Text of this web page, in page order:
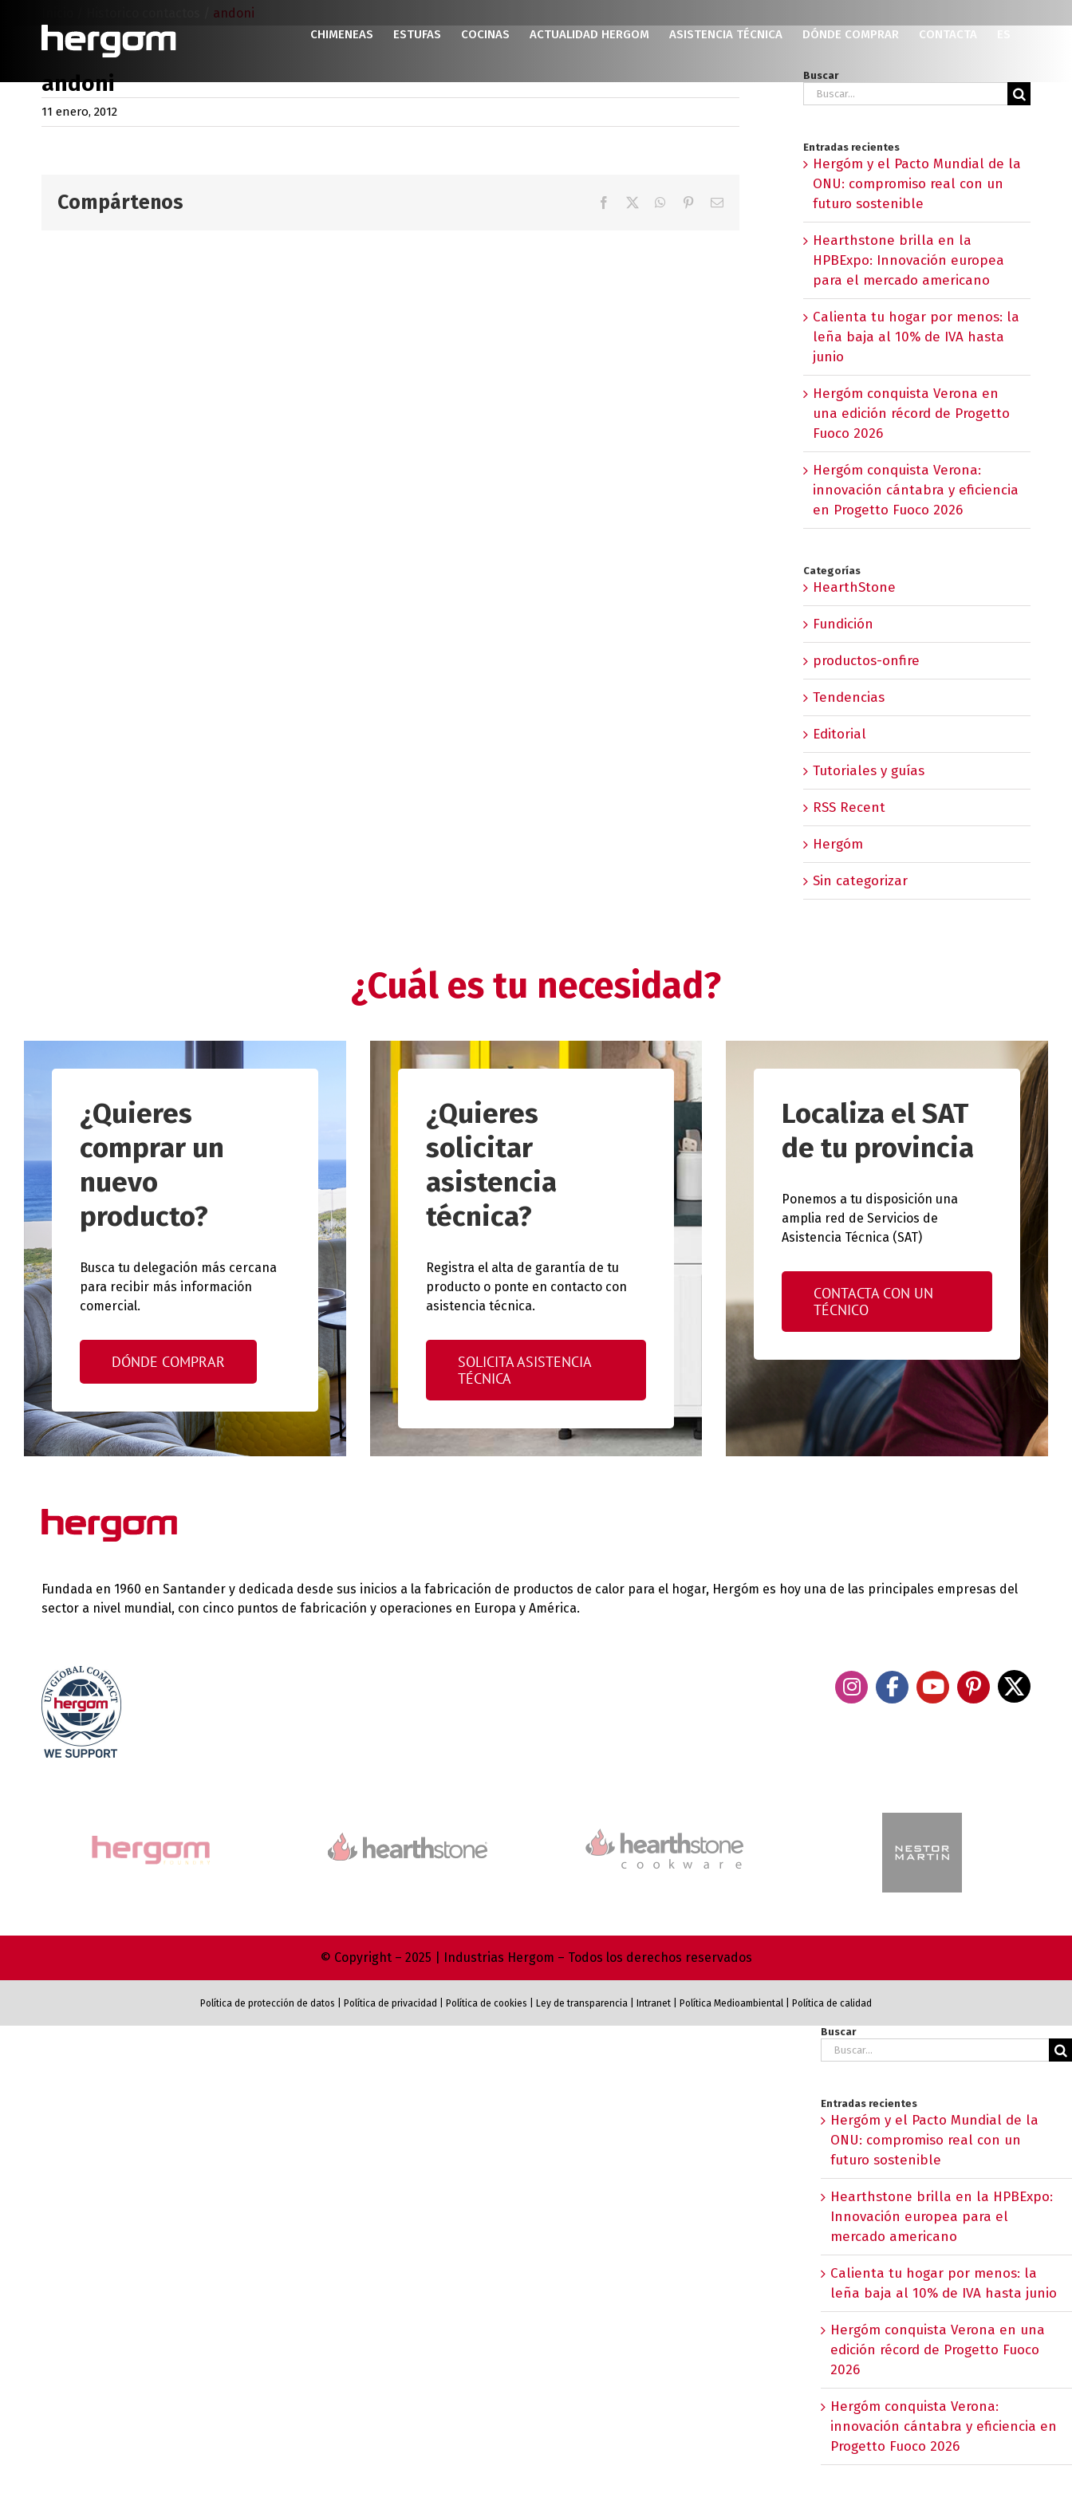
contenido
CHIMENEAS ESTUFAS COCINAS ACTUALIDAD HERGOM ASISTENCIA TÉCNICA DÓNDE COMPRAR CONTACTA
andoni
andoni
11 enero, 2012
Compártenos Facebook WhatsApp
PinterestCorreo
Buscar
Buscar:
Entradas recientes
Hergóm y el Pacto Mundial de la
ONU: compromiso real con un
futuro sostenible
Hearthstone brilla en la
HPBExpo: Innovación europea
para el mercado americano
Calienta tu hogar por menos: la
leña baja al 10% de IVA hasta
junio
Hergóm conquista Verona en
una edición récord de Progetto
Fuoco 2026
Hergóm conquista Verona:
innovación cántabra y eficiencia
en Progetto Fuoco 2026
Categorías
HearthStone
Fundición
productos-onfire
Tendencias
Editorial
Tutoriales y guías
RSS Recent
Hergóm
Sin categorizar
¿Cuál es tu necesidad?
¿Quieres
comprar un
nuevo
producto?
Busca tu delegación más cercana
para recibir más información
comercial.
DÓNDE COMPRAR
¿Quieres
solicitar
asistencia
técnica?
Registra el alta de garantía de tu
producto o ponte en contacto con
asistencia técnica.
SOLICITA ASISTENCIA
TÉCNICA
Localiza el SAT
de tu provincia
Ponemos a tu disposición una
amplia red de Servicios de
Asistencia Técnica (SAT)
CONTACTA CON UN
TÉCNICO
Fundada en 1960 en Santander y dedicada desde sus inicios a la fabricación de productos de calor para el hogar, Hergóm es hoy una de las principales empresas del
sector a nivel mundial, con cinco puntos de fabricación y operaciones en Europa y América.
© Copyright – 2025 | Industrias Hergom – Todos los derechos reservados
Política de protección de datos Política de privacidad Política de cookies Ley de transparencia Intranet Política Medioambiental Política de calidad
Buscar
Buscar:
Entradas recientes
Hergóm y el Pacto Mundial de la
ONU: compromiso real con un
futuro sostenible
Hearthstone brilla en la HPBExpo:
Innovación europea para el
mercado americano
Calienta tu hogar por menos: la
leña baja al 10% de IVA hasta junio
Hergóm conquista Verona en una
edición récord de Progetto Fuoco
2026
Hergóm conquista Verona:
innovación cántabra y eficiencia en
Progetto Fuoco 2026